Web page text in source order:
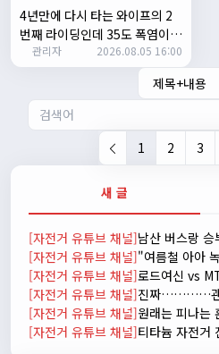
새 글
[자전거 유튜브 채널]남산 버스랑 승
[자전거 유튜브 채널]
[자전거 유튜브 채널]로드여신 vs
[자전거 유튜브 채널]
[자전거 유튜브 채널]
[자전거 유튜브 채널]
시즌온이랑 안라가 몬가요?
진우01:50:08
시즌온은 시즌이 시작됬다는거고
자출조아
2/20/
시즌이 곧 다가오네요 ^^ 모두 안
다
2/22/
자출조아18:44:23
넵!! 잔차나라도 시즌온과 함께 바
3/1/
자출조아08:54:33
수도권은 3.1절 연휴 비소식...ㅠ
4년만에 다시 타는 와이프의 2
번째 라이딩인데 35도 폭염이라
고? 과연 30키로를 쫒아올수 있
을까?
관리자 2026.08.05 16:00
1
2 3